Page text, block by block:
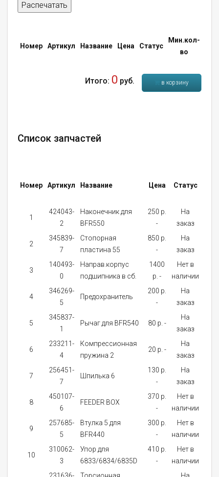
Распечатать
Номер Артикул Название Цена Статус
Мин.кол-
во
в корзину
Итого: 0 руб.
Список запчастей
Номер Артикул Название Цена Статус
1
424043-
2
Наконечник для
BFR550
250 p.
-
На
заказ
2
345839-
7
Стопорная
пластина 55
850 p.
-
На
заказ
3
140493-
0
Направ.корпус
подшипника в сб.
1400
p. -
Нет в
наличии
4
346269-
5
Предохранитель
200 p.
-
На
заказ
5
345837-
1
Рычаг для BFR540 80 p. -
На
заказ
6
233211-
4
Компрессионная
пружина 2
20 p. -
На
заказ
7
256451-
7
Шпилька 6
130 p.
-
На
заказ
8
450107-
6
FEEDER BOX
370 p.
-
Нет в
наличии
9
257685-
5
Bтулка 5 для
BFR440
300 p.
-
Нет в
наличии
10
310062-
3
Упор для
6833/6834/6835D
410 p.
-
Нет в
наличии